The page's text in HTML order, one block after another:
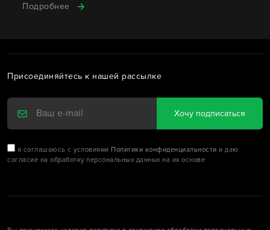
Подробнее
Присоединяйтесь к нашей рассылке
Хочу подписаться
я соглашаюсь с условиями Политики конфиденциальности и даю
согласие на обработку персональных данных на их основе